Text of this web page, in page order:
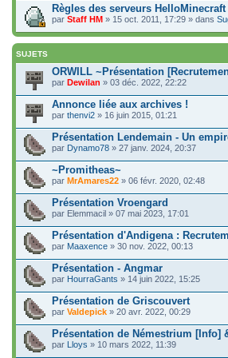
Règles des serveurs HelloMinecraft
par Staff HM » 15 oct. 2011, 17:29 » dans
SUJETS
ORWILL ~Présentation
par Dewilan » 03 déc. 2022, 22:22
Annonce liée aux archives !
par thenvi2 » 16 juin 2015, 01:21
Présentation Lendemain - Un
par Dynamo78 » 27 janv. 2024, 20:37
~Promitheas~
par MrAmares22 » 06 févr. 2020, 02:48
Présentation Vroengard
par Elemmacil » 07 mai 2023, 17:01
Présentation d'Andigena :
par Maaxence » 30 nov. 2022, 00:13
Présentation - Angmar
par HourraGants » 14 juin 2022, 15:25
Présentation de Griscouvert
par Valdepick » 20 avr. 2022, 00:29
Présentation de Némestrium [Info]
par Lloys » 10 mars 2022, 11:39